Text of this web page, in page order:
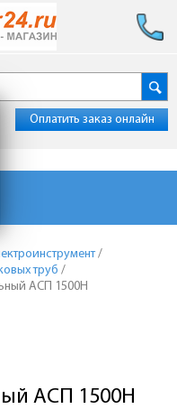
Оплатить заказ онлайн
/
труб /
АСП 1500Н
АСП 1500Н